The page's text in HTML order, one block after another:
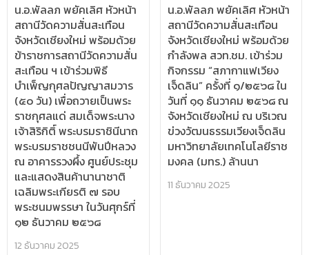
น.อ.พัลลภ พยัคเลิศ หัวหน้า
สถานีวัดความสั่นสะเทือน
จังหวัดเชียงใหม่ พร้อมด้วย
ข้าราชการสถานีวัดความสั่น
สะเทือน ฯ เข้าร่วมพิธี
บำเพ็ญกุศลปัญญาสมวาร
(๕๐ วัน) เพื่อถวายเป็นพระ
ราชกุศลแด่ สมเด็จพระนาง
เจ้าสิริกิติ์ พระบรมราชินีนาถ
พระบรมราชชนนีพันปีหลวง
ณ อาคารรวงผึ้ง ศูนย์ประชุม
และแสดงสินค้านานาชาติ
เฉลิมพระเกียรติ ๗ รอบ
พระชนมพรรษา ในวันศุกร์ที่
๑๒ ธันวาคม ๒๕๖๘
12 ธันวาคม 2025
น.อ.พัลลภ พยัคเลิศ หัวหน้า
สถานีวัดความสั่นสะเทือน
จังหวัดเชียงใหม่ พร้อมด้วย
กำลังพล สวท.ชม. เข้าร่วม
กิจกรรม “สภากาแฟเวียง
เจ็ดลิน” ครั้งที่ ๑/๒๕๖๘ ใน
วันที่ ๑๑ ธันวาคม ๒๕๖๘ ณ
จังหวัดเชียงใหม่ ณ บริเวณ
ข่วงวัฒนธรรมเวียงเจ็ดลิน
มหาวิทยาลัยเทคโนโลยีราช
มงคล (มทร.) ล้านนา
11 ธันวาคม 2025